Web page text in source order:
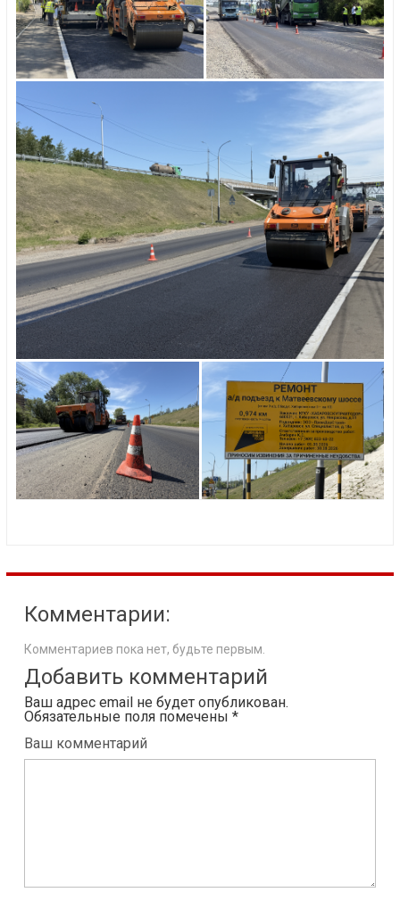
Комментарии:
Комментариев пока нет, будьте первым.
Добавить комментарий
Ваш адрес email не будет опубликован.
Обязательные поля помечены *
Ваш комментарий